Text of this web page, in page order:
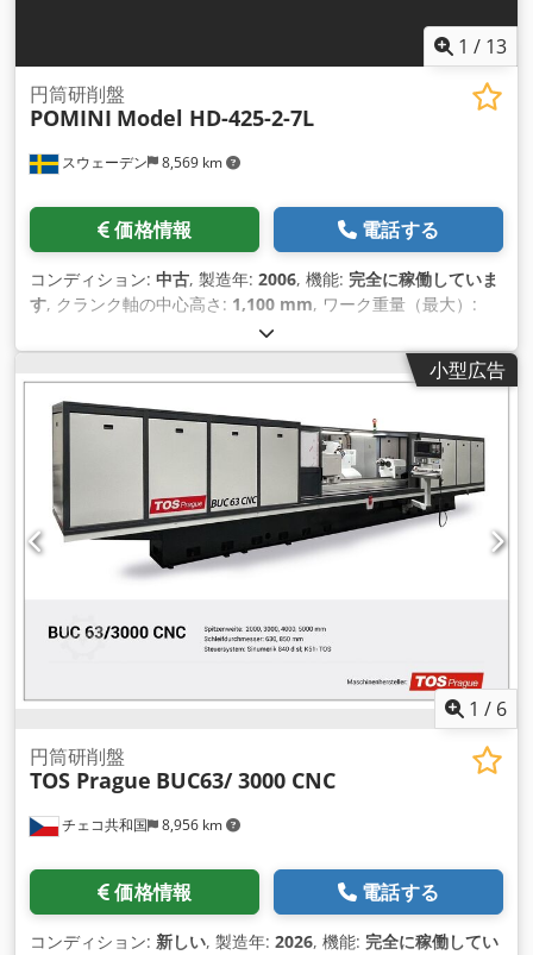
量を含む) 150 kg 砥石軸回転数 (2) 840,970 rpm 砥石面速度 33
m/sec ワーク主軸回転数 8〜50、50〜315 rpmの2レンジで連
続可変 駆動部-総所要電力 31 kva ワークヘッドモータ出力 3
kw ホイールヘッドモータ出力 電気系統 15 kw 415V,3Ph,50Hz
ュガードを追加。 Crodpfxeh U Rznj Anuef 特長と装備 - 回転
1 / 13
スウェーデン 8,569 km
円筒研削盤
POMINI Model HD-425-2-7L
価格情報 電話する
コンディション: 中古, 製造年: 2006, 機能: 完全に稼働していま
す, クランク軸の中心高さ: 1,100 mm, ワーク重量（最大）:
, 研削長さ:
1,066 mm, 全長:11,700 mm, 主軸上下移動距離:11,700 mm,
芯間ワーク重量:180,000 g, 中心間距離:11,700 mm , POMINI
CNCロールグラインダー モデルHD-425-2-7L Siemens 840D、
12 軸。 2006年に建てられました。 2つのフラットベッドシス
テムの研削とワークピースの方法は別々です。 機械の精度。
真直度0.001～0.002mm/m。 真円度0.001～0.002mm。 偏心
0.002mm。 クラウン高さ最大 0.1 mm ±0.002 mm/m のプロ
ファイル。 研削段階を終えた後にチャタリングマークやフィー
ドマークのない表面仕上げを実現します。 独立ベッドの場合：
オートキャリパー径870〜2,250mm。 渦電流による亀裂および
ホイールクリーナー。 ホイールのダイナミックバランスを電磁
的に自動または手動で調整します。 ダイヤモンド付きホイール
ドレッシング装置。 2 個の静水圧安定装置。 2 流体力学的安
定。 4 ロールのソフトランディング。 モーター付きホイールク
イックチェンジ装置。 ジブクレーン。 振動測定、記録先： ヘ
ッドストックベース ネックレスト フットストック ホイールヘ
ッド ホイールヘッドを後ろに キャリッジ側面。 作業能力。 研
最小直径1.066 mmの研削ホイール800 mm 中心距離11,700
ン ホイール中心とロール軸間の最小距離 845 mm ホイール中
心とロール軸間の最大距離 1,635 mm キャリッジ軸Z、油圧 送
り、無段階 0～6,000 mm/分 油膜厚さ0.020 mm 車道間の距離
小型広告
1 / 6
チェコ共和国 8,956 km
円筒研削盤
TOS Prague BUC63/ 3000 CNC
価格情報 電話する
コンディション: 新しい, 製造年: 2026, 機能: 完全に稼働してい